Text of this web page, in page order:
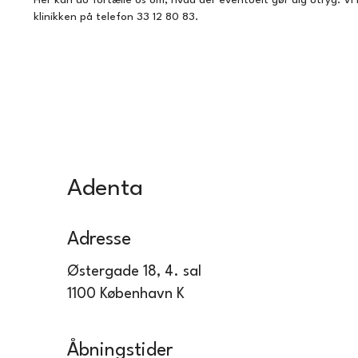
klinikken på telefon 33 12 80 83.
Adenta
Adresse
Østergade 18, 4. sal
1100 København K
Åbningstider